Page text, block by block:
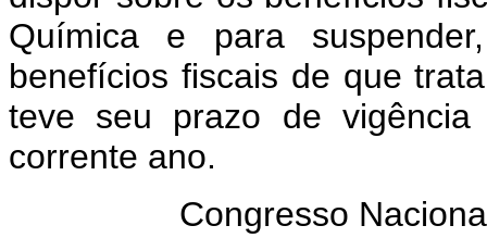
Química e para
benefícios fiscais de que
teve seu prazo de
corrente ano.
Congresso